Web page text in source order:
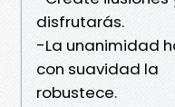
disfrutarás.
-La unanimidad
con suavidad la
robustece.